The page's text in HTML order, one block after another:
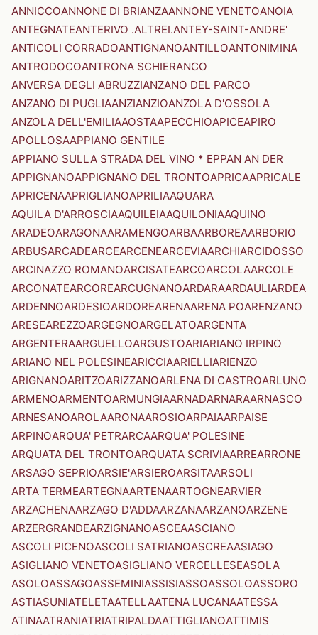
ANNICCOANNONE DI BRIANZAANNONE VENETOANOIA
ANTEGNATEANTERIVO .ALTREI.ANTEY-SAINT-ANDRE'
ANTICOLI CORRADOANTIGNANOANTILLOANTONIMINA
ANTRODOCOANTRONA SCHIERANCO
ANVERSA DEGLI ABRUZZIANZANO DEL PARCO
ANZANO DI PUGLIAANZIANZIOANZOLA D'OSSOLA
ANZOLA DELL'EMILIAAOSTAAPECCHIOAPICEAPIRO
APOLLOSAAPPIANO GENTILE
APPIANO SULLA STRADA DEL VINO * EPPAN AN DER
APPIGNANOAPPIGNANO DEL TRONTOAPRICAAPRICALE
APRICENAAPRIGLIANOAPRILIAAQUARA
AQUILA D'ARROSCIAAQUILEIAAQUILONIAAQUINO
ARADEOARAGONAARAMENGOARBAARBOREAARBORIO
ARBUSARCADEARCEARCENEARCEVIAARCHIARCIDOSSO
ARCINAZZO ROMANOARCISATEARCOARCOLAARCOLE
ARCONATEARCOREARCUGNANOARDARAARDAULIARDEA
ARDENNOARDESIOARDOREARENAARENA POARENZANO
ARESEAREZZOARGEGNOARGELATOARGENTA
ARGENTERAARGUELLOARGUSTOARIARIANO IRPINO
ARIANO NEL POLESINEARICCIAARIELLIARIENZO
ARIGNANOARITZOARIZZANOARLENA DI CASTROARLUNO
ARMENOARMENTOARMUNGIAARNADARNARAARNASCO
ARNESANOAROLAARONAAROSIOARPAIAARPAISE
ARPINOARQUA' PETRARCAARQUA' POLESINE
ARQUATA DEL TRONTOARQUATA SCRIVIAARREARRONE
ARSAGO SEPRIOARSIE'ARSIEROARSITAARSOLI
ARTA TERMEARTEGNAARTENAARTOGNEARVIER
ARZACHENAARZAGO D'ADDAARZANAARZANOARZENE
ARZERGRANDEARZIGNANOASCEAASCIANO
ASCOLI PICENOASCOLI SATRIANOASCREAASIAGO
ASIGLIANO VENETOASIGLIANO VERCELLESEASOLA
ASOLOASSAGOASSEMINIASSISIASSOASSOLOASSORO
ASTIASUNIATELETAATELLAATENA LUCANAATESSA
ATINAATRANIATRIATRIPALDAATTIGLIANOATTIMIS